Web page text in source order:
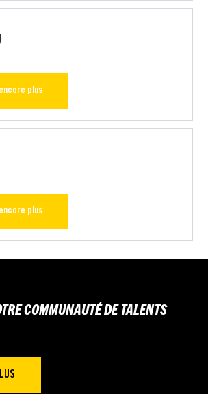
plus
plus
COMMUNAUTÉ DE TALENTS